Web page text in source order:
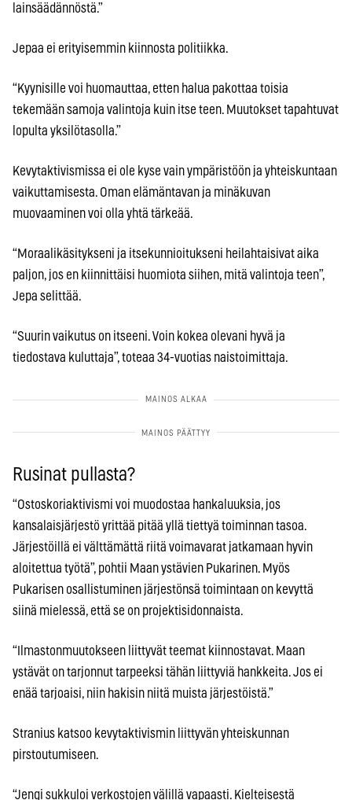
lainsäädännöstä.”
Jepaa ei erityisemmin kiinnosta politiikka.
“Kyynisille voi huomauttaa, etten halua pakottaa toisia
tekemään samoja valintoja kuin itse teen. Muutokset tapahtuvat
lopulta yksilötasolla.”
Kevytaktivismissa ei ole kyse vain ympäristöön ja yhteiskuntaan
vaikuttamisesta. Oman elämäntavan ja minäkuvan
muovaaminen voi olla yhtä tärkeää.
“Moraalikäsitykseni ja itsekunnioitukseni heilahtaisivat aika
paljon, jos en kiinnittäisi huomiota siihen, mitä valintoja teen”,
Jepa selittää.
“Suurin vaikutus on itseeni. Voin kokea olevani hyvä ja
tiedostava kuluttaja”, toteaa 34-vuotias naistoimittaja.
Rusinat pullasta?
“Ostoskoriaktivismi voi muodostaa hankaluuksia, jos
kansalaisjärjestö yrittää pitää yllä tiettyä toiminnan tasoa.
Järjestöillä ei välttämättä riitä voimavarat jatkamaan hyvin
aloitettua työtä”, pohtii Maan ystävien Pukarinen. Myös
Pukarisen osallistuminen järjestönsä toimintaan on kevyttä
siinä mielessä, että se on projektisidonnaista.
“Ilmastonmuutokseen liittyvät teemat kiinnostavat. Maan
ystävät on tarjonnut tarpeeksi tähän liittyviä hankkeita. Jos ei
enää tarjoaisi, niin hakisin niitä muista järjestöistä.”
Stranius katsoo kevytaktivismin liittyvän yhteiskunnan
pirstoutumiseen.
“Jengi sukkuloi verkostojen välillä vapaasti. Kielteisestä